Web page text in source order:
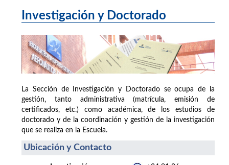
Investigación y Doctorado
La Sección de Investigación y Doctorado se ocupa de la
gestión, tanto administrativa (matrícula, emisión de
certificados, etc.) como académica, de los estudios de
doctorado y de la coordinación y gestión de la investigación
que se realiza en la Escuela.
Ubicación y Contacto